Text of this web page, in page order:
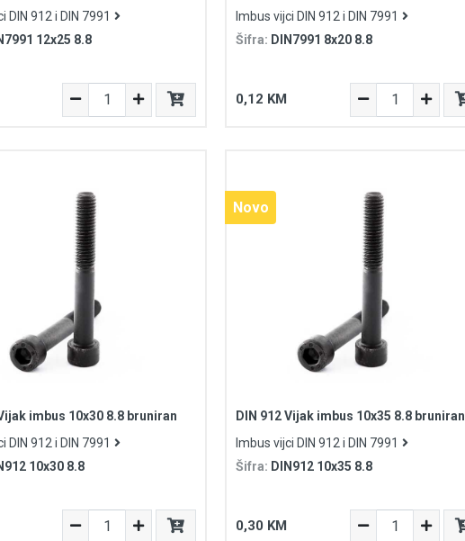
DIN 912 i DIN 7991
12x25 8.8
Imbus vijci DIN 912 i DIN 7991
Šifra: DIN7991 8x20 8.8
0,12 KM
imbus 10x30 8.8 bruniran
DIN 912 i DIN 7991
10x30 8.8
Novo
DIN 912 Vijak imbus 10x35 8.8 bruniran
Imbus vijci DIN 912 i DIN 7991
Šifra: DIN912 10x35 8.8
0,30 KM